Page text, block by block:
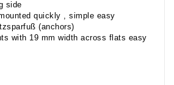
side
quickly , simple easy
(anchors)
with 19 mm width across flats easy